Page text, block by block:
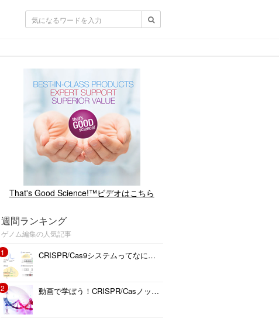
That's Good Science!™ビデオはこちら
週間ランキング
ゲノム編集の人気記事
1
CRISPR/Cas9システムってなに？ －正確で効率がよく、なおかつ簡単なゲノム編集ツール－
2 動画で学ぼう！CRISPR/Casノックイン実験に最適なDNAテンプレートの選択方法